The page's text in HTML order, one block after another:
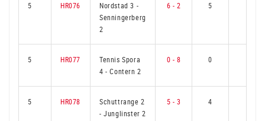
5 HR076 Nordstad 3 -
Senningerberg
2
6 - 2 5
5 HR077
Tennis Spora
4-Contern 2
0 - 8 0
5 HR078
Schuttrange 2
-Junglinster 2
5 - 3 4